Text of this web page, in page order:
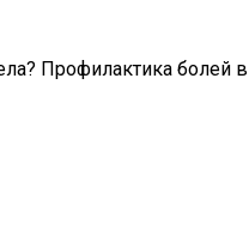
Профилактика болей в